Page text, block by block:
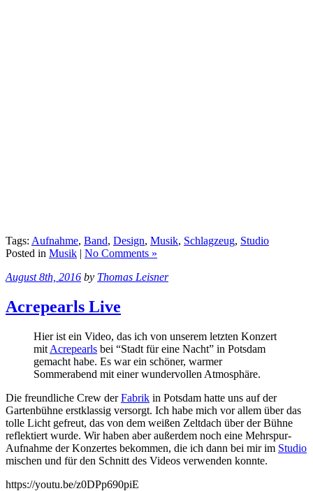
Tags: Aufnahme, Band, Design, Musik, Schlagzeug, Studio
Posted in Musik | No Comments »
August 8th, 2016 by Thomas Leisner
Acrepearls Live
Hier ist ein Video, das ich von unserem letzten Konzert
mit Acrepearls bei “Stadt für eine Nacht” in Potsdam
gemacht habe. Es war ein schöner, warmer
Sommerabend mit einer wundervollen Atmosphäre.
Die freundliche Crew derFabrik in Potsdam hatte uns auf der
Gartenbühne erstklassig versorgt. Ich habe mich vor allem über das
tolle Licht gefreut, das von dem weißen Zeltdach über der Bühne
reflektiert wurde. Wir haben aber außerdem noch eine Mehrspur-
Aufnahme der Konzertes bekommen, die ich dann bei mir im Studio
mischen und für den Schnitt des Videos verwenden konnte.
https://youtu.be/z0DPp690piE